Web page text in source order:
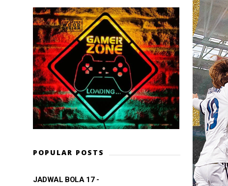
POPULAR POSTS
JADWAL BOLA 17 -